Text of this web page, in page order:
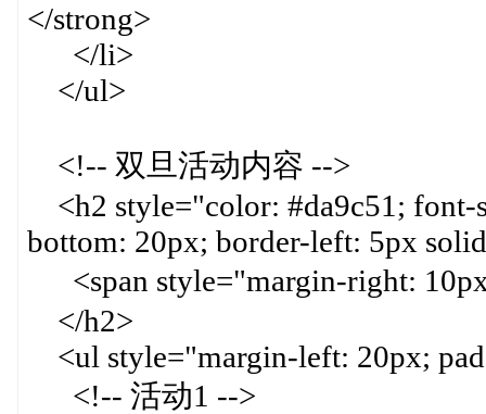
</strong>
</li>
</ul>
<!-- 双旦活动内容 -->
<h2 style="color: #da9c51; font-
bottom: 20px; border-left: 5px
<span style="margin-right:
</h2>
<ul style="margin-left: 20px;
<!-- 活动1 -->